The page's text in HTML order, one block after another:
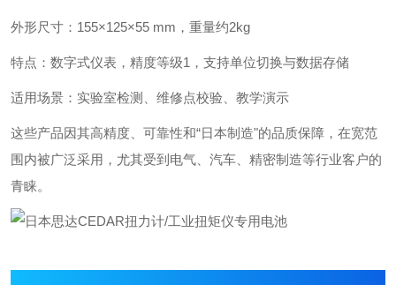
‌外形尺寸‌：155×125×55 mm，重量约2kg
‌特点‌：数字式仪表，精度等级1，支持单位切换与数据存储
‌适用场景‌：实验室检测、维修点校验、教学演示
这些产品因其高精度、可靠性和“日本制造"的品质保障，在宽范
围内被广泛采用，尤其受到电气、汽车、精密制造等行业客户的
青睐。